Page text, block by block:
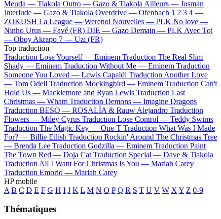
Meuda — Tiakola Outro — Gazo & Tiakola Ailleurs — Josman
Interlude — Gazo & Tiakola Overdrive — Ofenbach 1 2 3 4 —
ZOKUSH La League — Werenoi Nouvelles — PLK No love —
Ninho Urus — Favé (FR) DIE — Gazo Demain — PLK Avec Toi
— Oboy Akrapo 7 — Uzi (FR)
Top traduction
Traduction Lose Yourself — Eminem Traduction The Real Slim
Shady — Eminem Traduction Without Me — Eminem Traduction
Someone You Loved — Lewis Capaldi Traduction Another Love
— Tom Odell Traduction Mockingbird — Eminem Traduction Can't
Hold Us — Macklemore and Ryan Lewis Traduction Last
Christmas — Wham Traduction Demons — Imagine Dragons
Traduction BESO — ROSALÍA & Rauw Alejandro Traduction
Flowers — Miley Cyrus Traduction Lose Control — Teddy Swims
Traduction The Magic Key — One-T Traduction What Was I Made
For? — Billie Eilish Traduction Rockin' Around The Christmas Tree
— Brenda Lee Traduction Godzilla — Eminem Traduction Paint
The Town Red — Doja Cat Traduction Special — Dave & Tiakola
Traduction All I Want For Christmas Is You — Mariah Carey
Traduction Emorio — Mariah Carey
HP mobile
A B C D E F G H I J K L M N O P Q R S T U V W X Y Z 0-9
Thématiques